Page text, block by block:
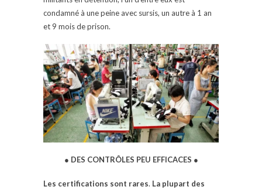
condamné à une peine avec sursis, un autre à 1 an
et 9 mois de prison.
● DES CONTRÔLES PEU EFFICACES ●
Les certifications sont rares. La plupart des